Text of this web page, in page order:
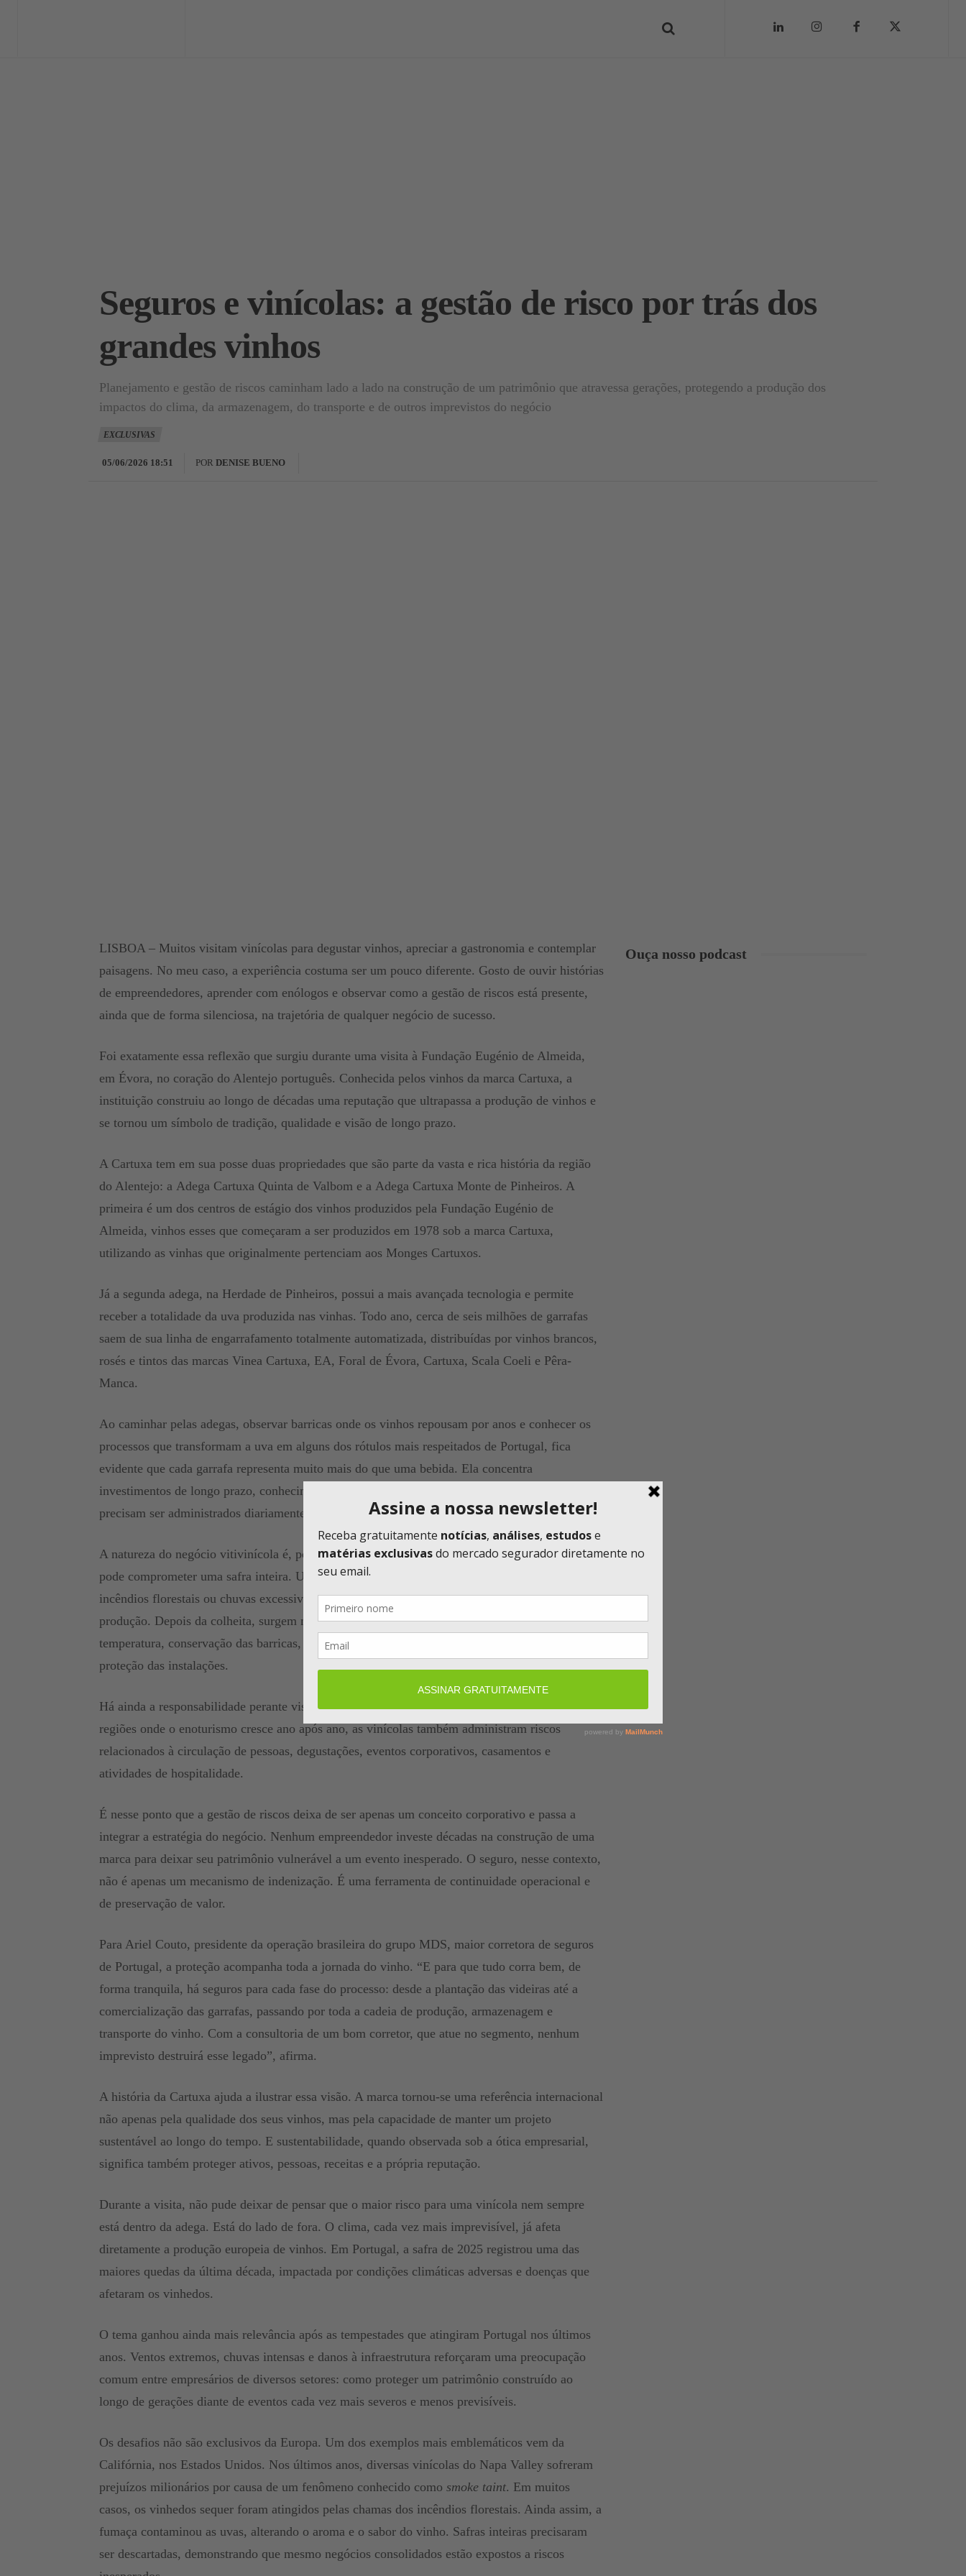
Seguros e vinícolas: a gestão de risco por trás dos
grandes vinhos
Planejamento e gestão de riscos caminham lado a lado na construção de um patrimônio que atravessa gerações, protegendo a produção dos
impactos do clima, da armazenagem, do transporte e de outros imprevistos do negócio
EXCLUSIVAS
05/06/2026 18:51 POR DENISE BUENO
LISBOA – Muitos visitam vinícolas para degustar vinhos, apreciar a gastronomia e contemplar
paisagens. No meu caso, a experiência costuma ser um pouco diferente. Gosto de ouvir histórias
de empreendedores, aprender com enólogos e observar como a gestão de riscos está presente,
ainda que de forma silenciosa, na trajetória de qualquer negócio de sucesso.
Foi exatamente essa reflexão que surgiu durante uma visita à Fundação Eugénio de Almeida,
em Évora, no coração do Alentejo português. Conhecida pelos vinhos da marca Cartuxa, a
instituição construiu ao longo de décadas uma reputação que ultrapassa a produção de vinhos e
se tornou um símbolo de tradição, qualidade e visão de longo prazo.
A Cartuxa tem em sua posse duas propriedades que são parte da vasta e rica história da região
do Alentejo: a Adega Cartuxa Quinta de Valbom e a Adega Cartuxa Monte de Pinheiros. A
primeira é um dos centros de estágio dos vinhos produzidos pela Fundação Eugénio de
Almeida, vinhos esses que começaram a ser produzidos em 1978 sob a marca Cartuxa,
utilizando as vinhas que originalmente pertenciam aos Monges Cartuxos.
Já a segunda adega, na Herdade de Pinheiros, possui a mais avançada tecnologia e permite
receber a totalidade da uva produzida nas vinhas. Todo ano, cerca de seis milhões de garrafas
saem de sua linha de engarrafamento totalmente automatizada, distribuídas por vinhos brancos,
rosés e tintos das marcas Vinea Cartuxa, EA, Foral de Évora, Cartuxa, Scala Coeli e Pêra-
Manca.
Ao caminhar pelas adegas, observar barricas onde os vinhos repousam por anos e conhecer os
processos que transformam a uva em alguns dos rótulos mais respeitados de Portugal, fica
evidente que cada garrafa representa muito mais do que uma bebida. Ela concentra
investimentos de longo prazo, conhecimento técnico, trabalho humano e uma série de riscos que
precisam ser administrados diariamente.
A natureza do negócio vitivinícola é, por definição, uma atividade exposta a incertezas. O clima
pode comprometer uma safra inteira. Uma geada fora de época, uma onda de calor extremo,
incêndios florestais ou chuvas excessivas podem afetar a qualidade das uvas e reduzir a
produção. Depois da colheita, surgem novos desafios: armazenamento adequado, controle de
temperatura, conservação das barricas, riscos de contaminação, transporte das garrafas e
proteção das instalações.
Há ainda a responsabilidade perante visitantes, fornecedores, distribuidores e clientes. Em
regiões onde o enoturismo cresce ano após ano, as vinícolas também administram riscos
relacionados à circulação de pessoas, degustações, eventos corporativos, casamentos e
atividades de hospitalidade.
É nesse ponto que a gestão de riscos deixa de ser apenas um conceito corporativo e passa a
integrar a estratégia do negócio. Nenhum empreendedor investe décadas na construção de uma
marca para deixar seu patrimônio vulnerável a um evento inesperado. O seguro, nesse contexto,
não é apenas um mecanismo de indenização. É uma ferramenta de continuidade operacional e
de preservação de valor.
Para Ariel Couto, presidente da operação brasileira do grupo MDS, maior corretora de seguros
de Portugal, a proteção acompanha toda a jornada do vinho. “E para que tudo corra bem, de
forma tranquila, há seguros para cada fase do processo: desde a plantação das videiras até a
comercialização das garrafas, passando por toda a cadeia de produção, armazenagem e
transporte do vinho. Com a consultoria de um bom corretor, que atue no segmento, nenhum
imprevisto destruirá esse legado”, afirma.
A história da Cartuxa ajuda a ilustrar essa visão. A marca tornou-se uma referência internacional
não apenas pela qualidade dos seus vinhos, mas pela capacidade de manter um projeto
sustentável ao longo do tempo. E sustentabilidade, quando observada sob a ótica empresarial,
significa também proteger ativos, pessoas, receitas e a própria reputação.
Durante a visita, não pude deixar de pensar que o maior risco para uma vinícola nem sempre
está dentro da adega. Está do lado de fora. O clima, cada vez mais imprevisível, já afeta
diretamente a produção europeia de vinhos. Em Portugal, a safra de 2025 registrou uma das
maiores quedas da última década, impactada por condições climáticas adversas e doenças que
afetaram os vinhedos.
O tema ganhou ainda mais relevância após as tempestades que atingiram Portugal nos últimos
anos. Ventos extremos, chuvas intensas e danos à infraestrutura reforçaram uma preocupação
comum entre empresários de diversos setores: como proteger um patrimônio construído ao
longo de gerações diante de eventos cada vez mais severos e menos previsíveis.
Os desafios não são exclusivos da Europa. Um dos exemplos mais emblemáticos vem da
Califórnia, nos Estados Unidos. Nos últimos anos, diversas vinícolas do Napa Valley sofreram
prejuízos milionários por causa de um fenômeno conhecido como smoke taint. Em muitos
casos, os vinhedos sequer foram atingidos pelas chamas dos incêndios florestais. Ainda assim, a
fumaça contaminou as uvas, alterando o aroma e o sabor do vinho. Safras inteiras precisaram
ser descartadas, demonstrando que mesmo negócios consolidados estão expostos a riscos
Ouça nosso podcast